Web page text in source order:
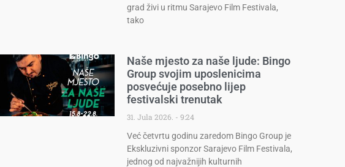
grad živi u ritmu Sarajevo Film Festivala,
tako
Naše mjesto za naše ljude: Bingo
Group svojim uposlenicima
posvećuje posebno lijep
festivalski trenutak
31. Jula 2026.
9:24
Već četvrtu godinu zaredom Bingo Group je
Ekskluzivni sponzor Sarajevo Film Festivala,
jednog od najvažnijih kulturnih